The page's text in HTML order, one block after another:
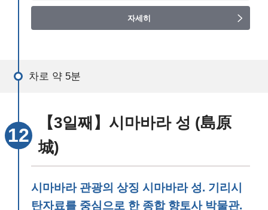
자세히
차로 약 5분
【3일째】시마바라 성 (島原
城)
시마바라 관광의 상징 시마바라 성. 기리시
탄자료를 중심으로 한 종합 향토사 박물관.